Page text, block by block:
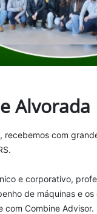
Alvorada
com
e corporativo,
de máquinas e
com Combine Advisor.